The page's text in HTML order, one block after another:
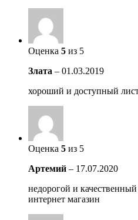
Оценка 5 из 5
Злата – 01.03.2019
хороший и доступный
Оценка 5 из 5
Артемий – 17.07.2020
недорогой и
интернет магазин